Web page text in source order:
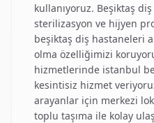
kullanıyoruz. Beşiktaş
sterilizasyon ve hijyen
beşiktaş diş hastaneleri
olma özelliğimizi
hizmetlerinde istanbul
kesintisiz hizmet
arayanlar için merkezi
toplu taşıma ile kolay